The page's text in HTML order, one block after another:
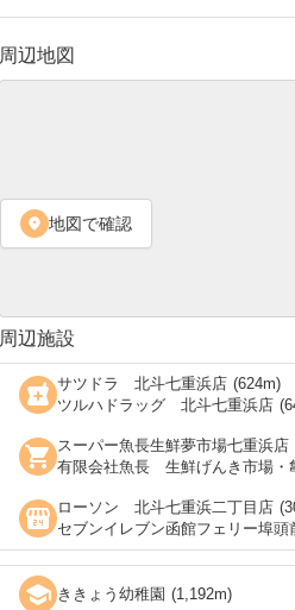
周辺地図
location_on 地図で確認
周辺施設
local_pharmacy サツドラ 北斗七重浜店 (624m)
ツルハドラッグ 北斗七重浜店 (
shopping_cart スーパー魚長生鮮夢市場七重浜店
有限会社魚長 生鮮げんき市場・
local_convenience_store ローソン 北斗七重浜二丁目店 (
セブンイレブン函館フェリー埠頭
school ききょう幼稚園 (1,192m)